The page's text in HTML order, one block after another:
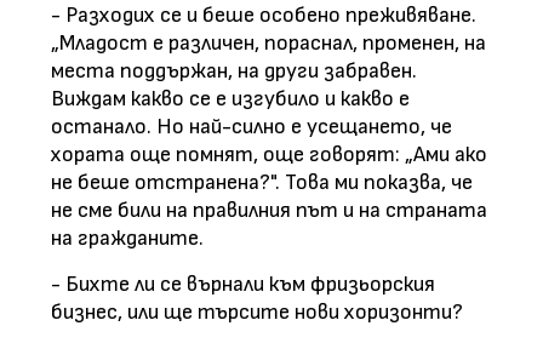
- Разходих се и беше особено преживяване.
„Младост е различен, пораснал, променен, на
места поддържан, на други забравен.
Виждам какво се е изгубило и какво е
останало. Но най-силно е усещането, че
хората още помнят, още говорят: „Ами ако
не беше отстранена?". Това ми показва, че
не сме били на правилния път и на страната
на гражданите.
- Бихте ли се върнали към фризьорския
бизнес, или ще търсите нови хоризонти?